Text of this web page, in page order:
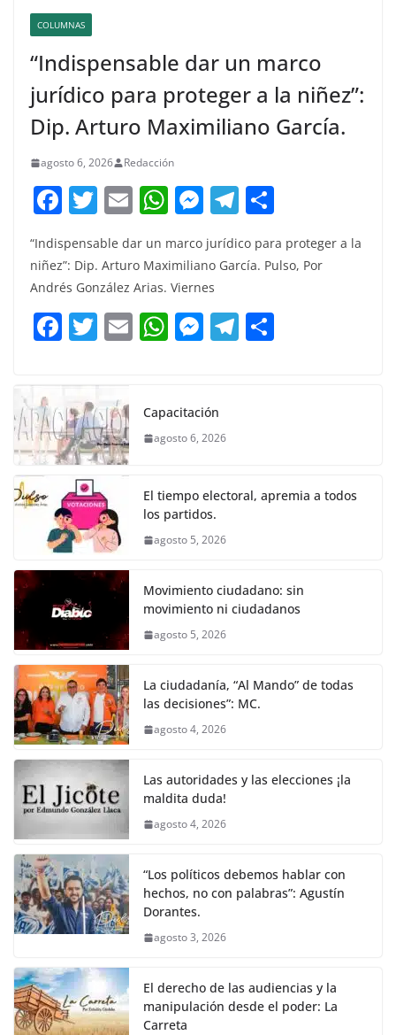
COLUMNAS
“Indispensable dar un marco
jurídico para proteger a la niñez”:
Dip. Arturo Maximiliano García.
agosto 6, 2026 Redacción
F
c
e
b
o
k
T
w
itt
er
E
ai
l
W
at
s
A
p
M
e
ss
e
n
g
T
e
a
m
m
“Indispensable dar un marco jurídico para proteger a la
niñez”: Dip. Arturo Maximiliano García. Pulso, Por
Andrés González Arias. Viernes
F
c
e
b
o
o
k
T
itt
er
E W
s
A
p
M
e
n
er
T
Capacitación
agosto 6, 2026
El tiempo electoral, apremia a todos
los partidos.
agosto 5, 2026
Movimiento ciudadano: sin
movimiento ni ciudadanos
agosto 5, 2026
La ciudadanía, “Al Mando” de todas
las decisiones”: MC.
agosto 4, 2026
Las autoridades y las elecciones ¡la
maldita duda!
agosto 4, 2026
“Los políticos debemos hablar con
hechos, no con palabras”: Agustín
Dorantes.
agosto 3, 2026
El derecho de las audiencias y la
manipulación desde el poder: La
Carreta